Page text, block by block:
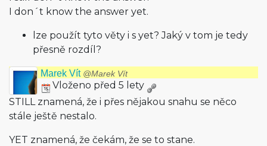
I don´t know the answer yet.
lze použít tyto věty i s yet? Jaký v tom je tedy
přesně rozdíl?
Marek Vít @Marek Vít
Vloženo před 5 lety
STILL znamená, že i přes nějakou snahu se něco
stále ještě nestalo.
YET znamená, že čekám, že se to stane.